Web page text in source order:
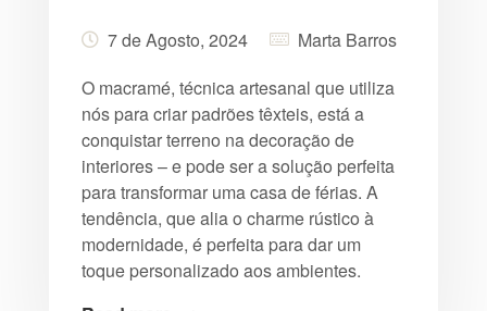
7 de Agosto, 2024
Marta Barros
O macramé, técnica artesanal que utiliza
nós para criar padrões têxteis, está a
conquistar terreno na decoração de
interiores – e pode ser a solução perfeita
para transformar uma casa de férias. A
tendência, que alia o charme rústico à
modernidade, é perfeita para dar um
toque personalizado aos ambientes.